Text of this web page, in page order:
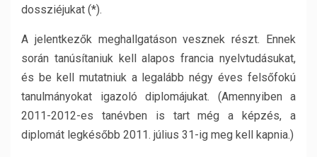
dossziéjukat (*).
A jelentkezők meghallgatáson vesznek részt. Ennek
során tanúsítaniuk kell alapos francia nyelvtudásukat,
és be kell mutatniuk a legalább négy éves felsőfokú
tanulmányokat igazoló diplomájukat. (Amennyiben a
2011-2012-es tanévben is tart még a képzés, a
diplomát legkésőbb 2011. július 31-ig meg kell kapnia.)